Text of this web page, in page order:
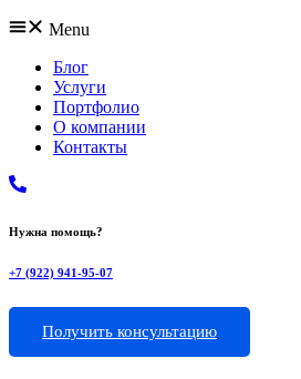
Menu
Блог
Услуги
Портфолио
О компании
Контакты
Нужна помощь?
+7 (922) 941-95-07
Получить консультацию